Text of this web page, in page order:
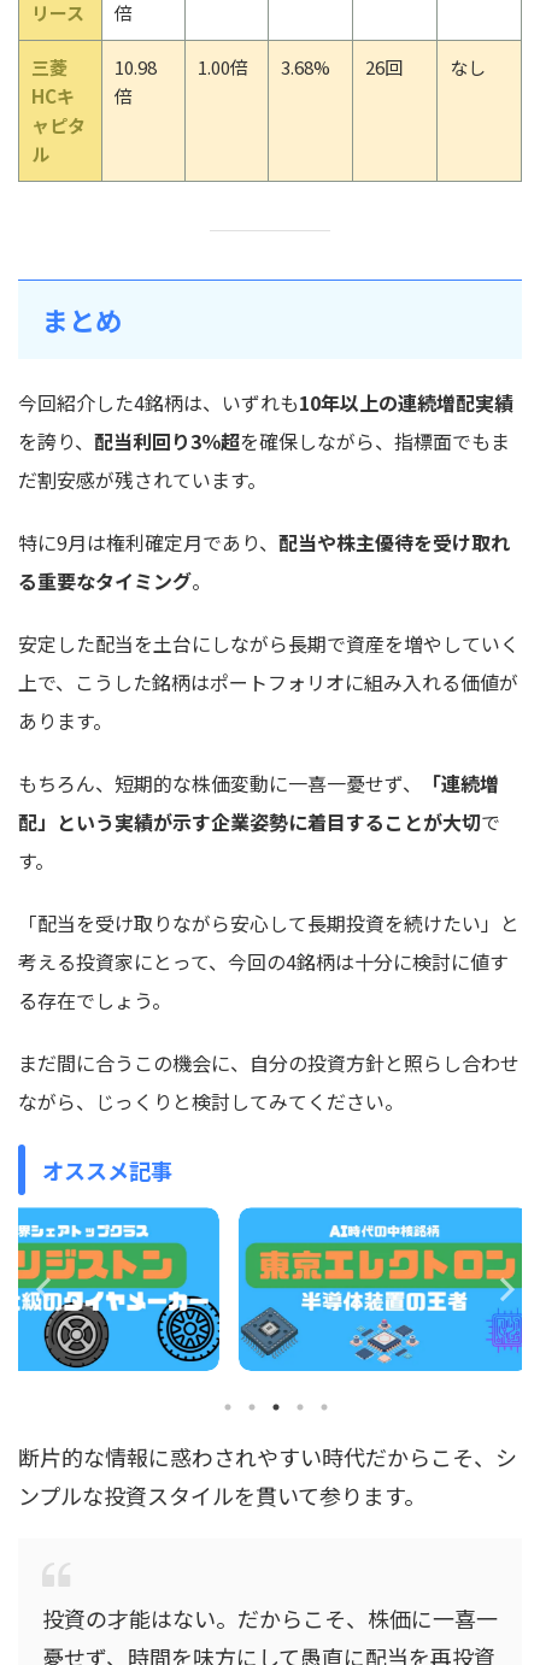
リース
倍
三菱
HCキ
ャピタ
ル
10.98
倍
1.00倍 3.68% 26回 なし
まとめ
今回紹介した4銘柄は、いずれも10年以上の連続増配実績
を誇り、 配当利回り3％超を確保しながら、指標面でもま
だ割安感が残されています。
特に9月は権利確定月であり、 配当や株主優待を受け取れ
る重要なタイミング。
安定した配当を土台にしながら長期で資産を増やしていく
上で、こうした銘柄はポートフォリオに組み入れる価値が
あります。
もちろん、短期的な株価変動に一喜一憂せず、
「連続増
配」という実績が示す企業姿勢に着目することが大切で
す。
「配当を受け取りながら安心して長期投資を続けたい」と
考える投資家にとって、今回の4銘柄は十分に検討に値す
る存在でしょう。
まだ間に合うこの機会に、自分の投資方針と照らし合わせ
ながら、じっくりと検討してみてください。
オススメ記事
断片的な情報に惑わされやすい時代だからこそ、シ
ンプルな投資スタイルを貫いて参ります。
投資の才能はない。だからこそ、株価に一喜一
憂せず、時間を味方にして愚直に配当を再投資